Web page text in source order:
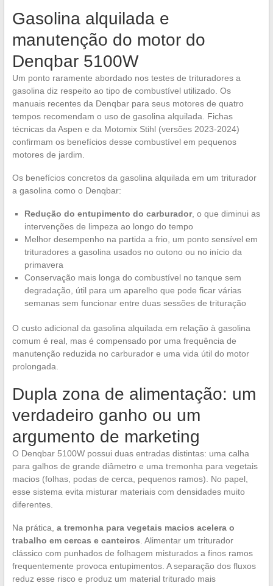
Gasolina alquilada e
manutenção do motor do
Denqbar 5100W
Um ponto raramente abordado nos testes de trituradores a
gasolina diz respeito ao tipo de combustível utilizado. Os
manuais recentes da Denqbar para seus motores de quatro
tempos recomendam o uso de gasolina alquilada. Fichas
técnicas da Aspen e da Motomix Stihl (versões 2023-2024)
confirmam os benefícios desse combustível em pequenos
motores de jardim.
Os benefícios concretos da gasolina alquilada em um triturador
a gasolina como o Denqbar:
Redução do entupimento do carburador, o que diminui as
intervenções de limpeza ao longo do tempo
Melhor desempenho na partida a frio, um ponto sensível em
trituradores a gasolina usados no outono ou no início da
primavera
Conservação mais longa do combustível no tanque sem
degradação, útil para um aparelho que pode ficar várias
semanas sem funcionar entre duas sessões de trituração
O custo adicional da gasolina alquilada em relação à gasolina
comum é real, mas é compensado por uma frequência de
manutenção reduzida no carburador e uma vida útil do motor
prolongada.
Dupla zona de alimentação: um
verdadeiro ganho ou um
argumento de marketing
O Denqbar 5100W possui duas entradas distintas: uma calha
para galhos de grande diâmetro e uma tremonha para vegetais
macios (folhas, podas de cerca, pequenos ramos). No papel,
esse sistema evita misturar materiais com densidades muito
diferentes.
Na prática, a tremonha para vegetais macios acelera o
trabalho em cercas e canteiros. Alimentar um triturador
clássico com punhados de folhagem misturados a finos ramos
frequentemente provoca entupimentos. A separação dos fluxos
reduz esse risco e produz um material triturado mais